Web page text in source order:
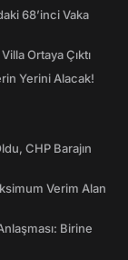
68’inci Vaka
Ortaya Çıktı
Yerini Alacak!
CHP Barajın
Verim Alan
Birine